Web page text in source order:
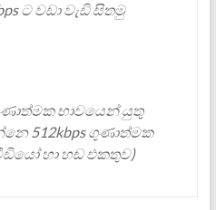
ට වඩා වැඩි සිතමු
භාවයෙන් යුතු
512kbps ගුණාත්මක
හා හඬ එකතුව)